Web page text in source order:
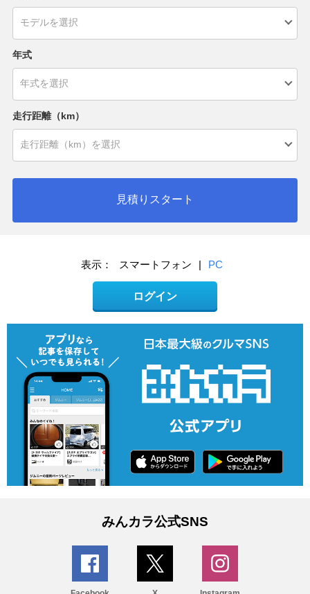
年式
走行距離（km）
見積りスタート
表示： スマートフォン | PC
ログイン
みんカラ公式SNS